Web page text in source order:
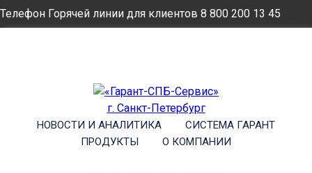
Телефон Горячей линии для клиентов 8 800 200 13 45
НОВОСТИ И АНАЛИТИКА
СИСТЕМА ГАРАНТ
ПРОДУКТЫ
О КОМПАНИИ